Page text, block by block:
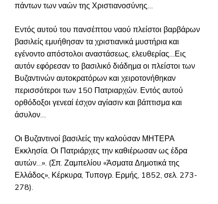
πάντων των ναών της Χριστιανοσύνης…
Εντός αυτού του πανσέπτου ναού πλείστοι βαρβάρων
βασιλείς εμυήθησαν τα χριστιανικά μυστήρια και
εγένοντο απόστολοι αναστάσεως, ελευθερίας…Εις
αυτόν εφόρεσαν το βασιλικό διάδημα οι πλείστοι των
Βυζαντινών αυτοκρατόρων και χειροτονήθηκαν
περισσότεροι των 150 Πατριαρχών. Εντός αυτού
ορθόδοξοι γενεαί έσχον αγίασιν και βάπτισμα και
άσυλον…
Οι Βυζαντινοί βασιλείς την καλούσαν ΜΗΤΕΡΑ
Εκκλησία. Οι Πατριάρχες την καθιέρωσαν ως έδρα
αυτών…». (Σπ. Ζαμπελίου «Άσματα Δημοτικά της
Ελλάδος», Κέρκυρα, Τυπογρ. Ερμής, 1852, σελ. 273-
278).